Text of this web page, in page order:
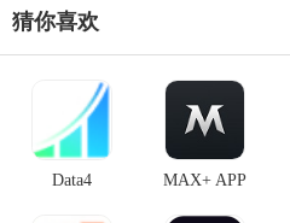
猜你喜欢
Data4 MAX+ APP